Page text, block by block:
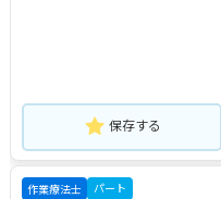
保存する
作業療法士 パート